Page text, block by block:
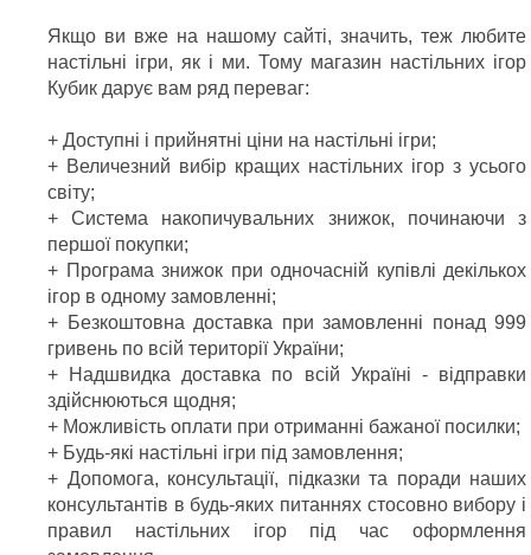
Якщо ви вже на нашому сайті, значить, теж любите
настільні ігри, як і ми. Тому магазин настільних ігор
Кубик дарує вам ряд переваг:
+ Доступні і прийнятні ціни на настільні ігри;
+ Величезний вибір кращих настільних ігор з усього
світу;
+ Система накопичувальних знижок, починаючи з
першої покупки;
+ Програма знижок при одночасній купівлі декількох
ігор в одному замовленні;
+ Безкоштовна доставка при замовленні понад 999
гривень по всій території України;
+ Надшвидка доставка по всій Україні - відправки
здійснюються щодня;
+ Можливість оплати при отриманні бажаної посилки;
+ Будь-які настільні ігри під замовлення;
+ Допомога, консультації, підказки та поради наших
консультантів в будь-яких питаннях стосовно вибору і
правил настільних ігор під час оформлення